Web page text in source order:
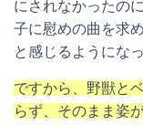
にされなかったの
子に慰めの曲を求
と感じるようにな
ですから、野獣と
らず、そのまま姿